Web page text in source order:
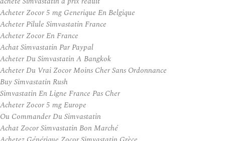
Acheter Zocor 5 mg Generique En Belgique
Acheter Pilule Simvastatin France
Acheter Zocor En France
Achat Simvastatin Par Paypal
Acheter Du Simvastatin A Bangkok
Acheter Du Vrai Zocor Moins Cher Sans Ordonnance
Buy Simvastatin Rush
Simvastatin En Ligne France Pas Cher
Acheter Zocor 5 mg Europe
Ou Commander Du Simvastatin
Achat Zocor Simvastatin Bon Marché